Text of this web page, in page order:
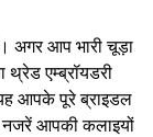
अगर आप भारी चूड़ा
थ्रेड एम्ब्रॉयडरी
आपके पूरे ब्राइडल
नजरें आपकी कलाइयों